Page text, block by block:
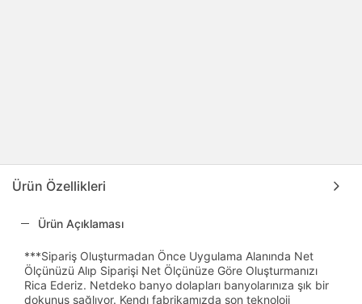
Ürün Özellikleri
Ürün Açıklaması
***Sipariş Oluşturmadan Önce Uygulama Alanında Net
Ölçünüzü Alıp Siparişi Net Ölçünüze Göre Oluşturmanızı
Rica Ederiz. Netdeko banyo dolapları banyolarınıza şık bir
dokunuş sağlıyor. Kendı fabrikamızda son teknoloji